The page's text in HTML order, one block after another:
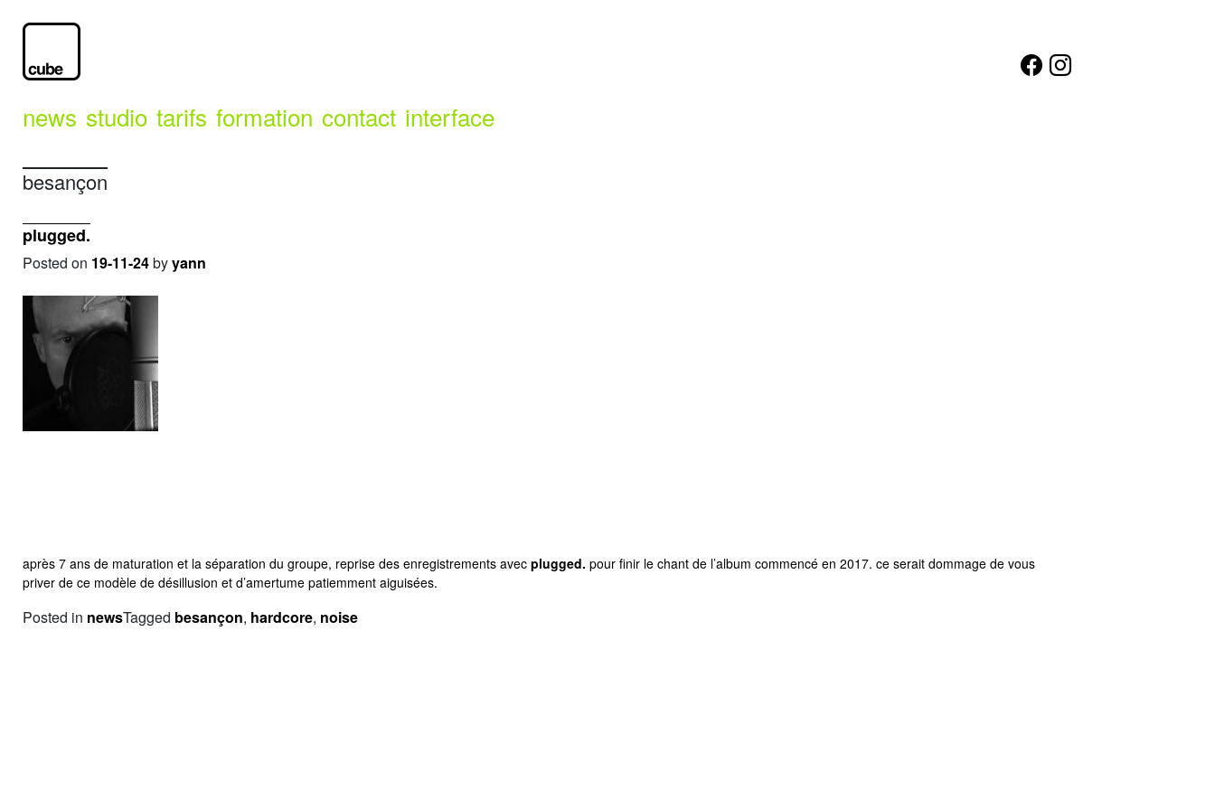
news studio tarifs formation contact interface
besançon
plugged.
Posted on 19-11-24byyann
après 7 ans de maturation et la séparation du groupe, reprise des enregistrements avec plugged. pour finir le chant de l’album commencé en 2017. ce serait dommage de vous
priver de ce modèle de désillusion et d’amertume patiemment aiguisées.
Posted in newsTagged besançon, hardcore, noise